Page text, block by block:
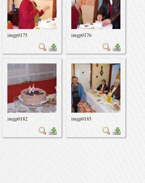
imgp0175 imgp0176
imgp0182 imgp0185